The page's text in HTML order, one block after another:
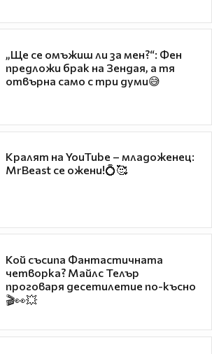
„Ще се омъжиш ли за мен?“: Фен
предложи брак на Зендая, а тя
отвърна само с три думи😅
Кралят на YouTube – младоженец:
MrBeast се ожени!💍🥰
Кой съсипа Фантастичната
четворка? Майлс Телър
проговаря десетилетие по-късно
🎬👀💥